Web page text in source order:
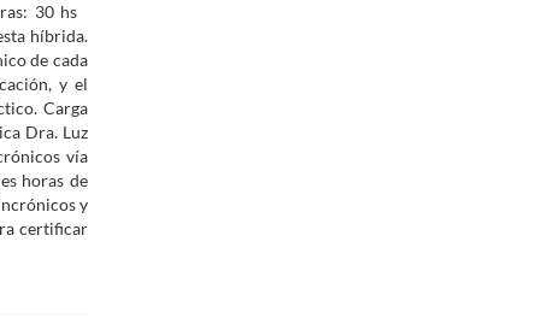
30 hs
híbrida.
de cada
y el
Carga
Dra. Luz
vía
horas de
y
certificar